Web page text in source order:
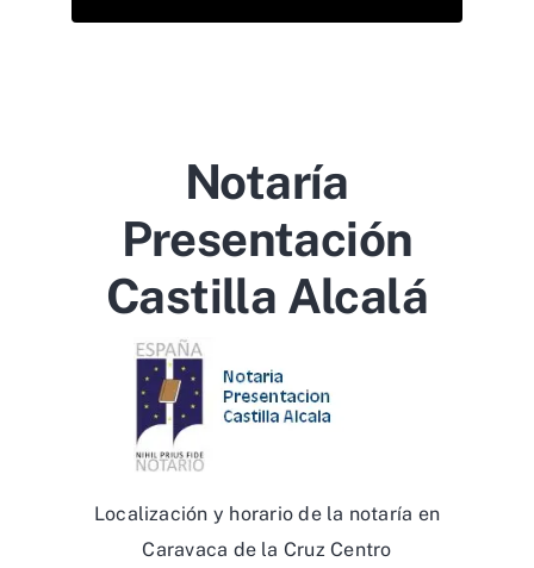
Notaría
Presentación
Castilla Alcalá
Localización y horario de la notaría en
Caravaca de la Cruz Centro